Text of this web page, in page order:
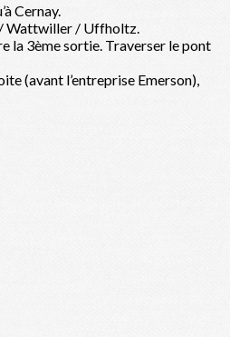
Cernay.
Wattwiller / Uffholtz.
la 3ème sortie. Traverser le pont
(avant l’entreprise Emerson),